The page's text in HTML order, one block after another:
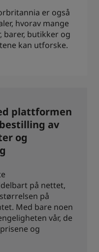
er også
hvorav mange
barer, butikker og
kan utforske.
plattformen
av
og
på nettet,
på
Med bare noen
vår, de
og